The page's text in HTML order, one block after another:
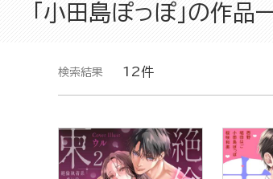
「小田島ぽっぽ」の作品
検索結果 12件